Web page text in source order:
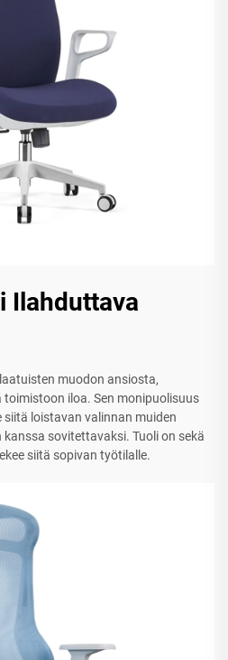
Ilahduttava
muodon ansiosta,
iloa. Sen monipuolisuus
loistavan valinnan muiden
sovitettavaksi. Tuoli on sekä
siitä sopivan työtilalle.